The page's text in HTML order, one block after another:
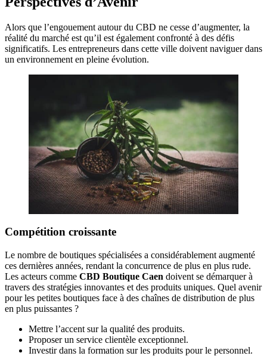
Alors que l’engouement autour du CBD ne cesse d’augmenter, la
réalité du marché est qu’il est également confronté à des défis
significatifs. Les entrepreneurs dans cette ville doivent naviguer dans
un environnement en pleine évolution.
Compétition croissante
Le nombre de boutiques spécialisées a considérablement augmenté
ces dernières années, rendant la concurrence de plus en plus rude.
Les acteurs comme CBD Boutique Caen doivent se démarquer à
travers des stratégies innovantes et des produits uniques. Quel avenir
pour les petites boutiques face à des chaînes de distribution de plus
en plus puissantes ?
Mettre l’accent sur la qualité des produits.
Proposer un service clientèle exceptionnel.
Investir dans la formation sur les produits pour le personnel.